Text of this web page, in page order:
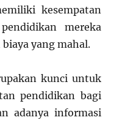
kesempatan
mereka
yang mahal.
kunci untuk
pendidikan bagi
adanya informasi